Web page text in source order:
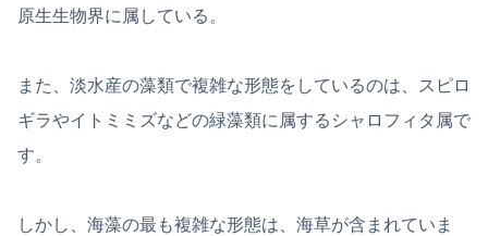
原生生物界に属している。
また、淡水産の藻類で複雑な形態をしているのは、スピロ
ギラやイトミミズなどの緑藻類に属するシャロフィタ属で
す。
しかし、海藻の最も複雑な形態は、海草が含まれていま